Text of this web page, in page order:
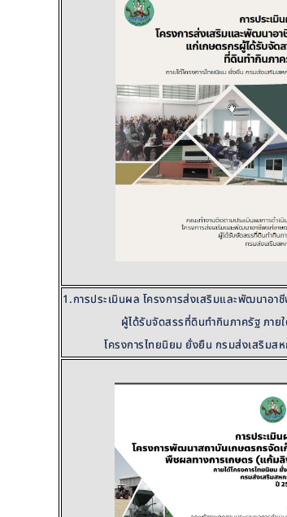
1.การประเมินผล โครงการส่งเสริมและพัฒนาอา
ผู้ได้รับจัดสรรที่ดินทำกินภาครัฐ ภาย
โครงการไทยนิยม ยั่งยืน กรมส่งเสริมส